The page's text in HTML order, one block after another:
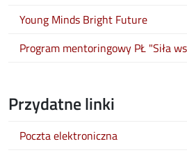
Young Minds Bright Future
Program mentoringowy PŁ "Siła
Przydatne linki
Poczta elektroniczna